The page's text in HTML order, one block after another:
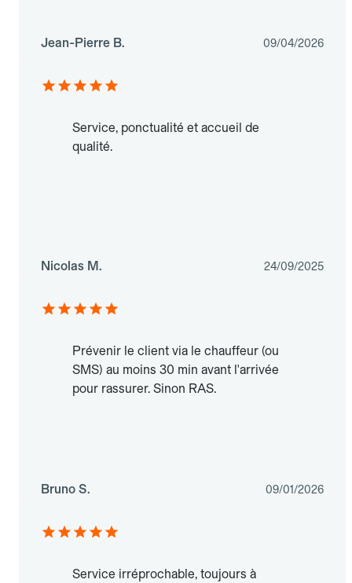
Jean-Pierre B. 09/04/2026
Service, ponctualité et accueil de
qualité.
Nicolas M. 24/09/2025
Prévenir le client via le chauffeur (ou
SMS) au moins 30 min avant l'arrivée
pour rassurer. Sinon RAS.
Bruno S. 09/01/2026
Service irréprochable, toujours à